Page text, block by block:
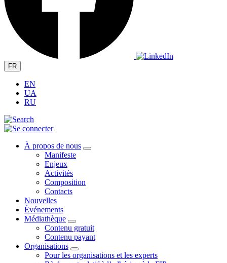
FR
EN
UA
RU
À propos de nous
Manifeste
Enjeux
Activités
Composition
Contacts
Nouvelles
Événements
Médiathèque
Contenu gratuit
Contenu payant
Organisations
Pour les organisations et les experts